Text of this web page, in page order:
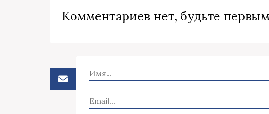
Комментариев нет, будьте